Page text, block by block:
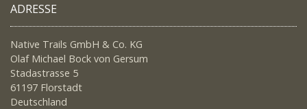
ADRESSE
Native Trails GmbH & Co. KG
Olaf Michael Bock von Gersum
Stadastrasse 5
61197 Florstadt
Deutschland